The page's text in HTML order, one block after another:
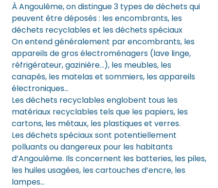
À Angoulême, on distingue 3 types de déchets qui
peuvent être déposés : les encombrants, les
déchets recyclables et les déchets spéciaux
On entend généralement par encombrants, les
appareils de gros électroménagers (lave linge,
réfrigérateur, gazinière…), les meubles, les
canapés, les matelas et sommiers, les appareils
électroniques…
Les déchets recyclables englobent tous les
matériaux recyclables tels que les papiers, les
cartons, les métaux, les plastiques et verres.
Les déchets spéciaux sont potentiellement
polluants ou dangereux pour les habitants
d’Angoulême. Ils concernent les batteries, les piles,
les huiles usagées, les cartouches d’encre, les
lampes…